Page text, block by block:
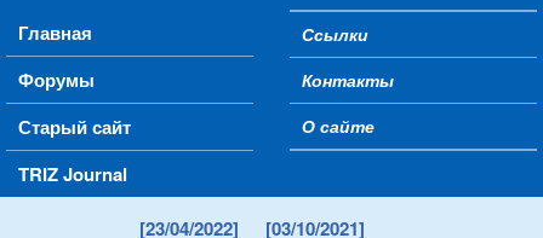
Main menu
Главная
Форумы
Старый сайт
TRIZ Journal
Secondary menu
Ссылки
Контакты
О сайте
[23/04/2022]
[03/10/2021]